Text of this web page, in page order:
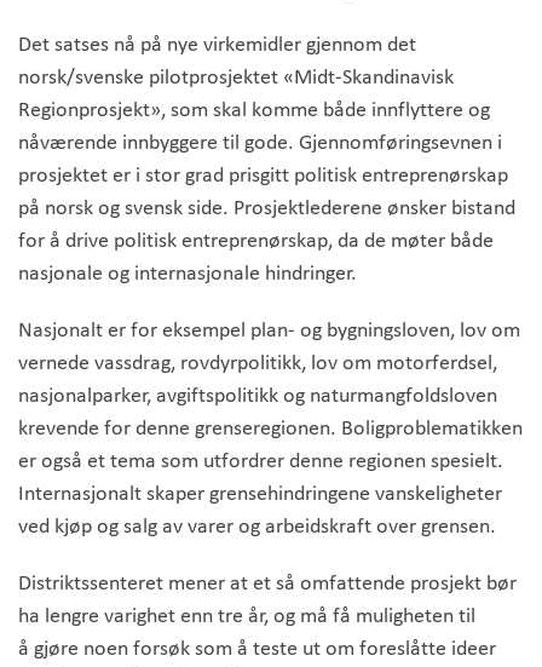
Det satses nå på nye virkemidler gjennom det
norsk/svenske pilotprosjektet «Midt-Skandinavisk
Regionprosjekt», som skal komme både innflyttere og
nåværende innbyggere til gode. Gjennomføringsevnen i
prosjektet er i stor grad prisgitt politisk entreprenørskap
på norsk og svensk side. Prosjektlederene ønsker bistand
for å drive politisk entreprenørskap, da de møter både
nasjonale og internasjonale hindringer.
Nasjonalt er for eksempel plan- og bygningsloven, lov om
vernede vassdrag, rovdyrpolitikk, lov om motorferdsel,
nasjonalparker, avgiftspolitikk og naturmangfoldsloven
krevende for denne grenseregionen. Boligproblematikken
er også et tema som utfordrer denne regionen spesielt.
Internasjonalt skaper grensehindringene vanskeligheter
ved kjøp og salg av varer og arbeidskraft over grensen.
Distriktssenteret mener at et så omfattende prosjekt bør
ha lengre varighet enn tre år, og må få muligheten til
å gjøre noen forsøk som å teste ut om foreslåtte ideer